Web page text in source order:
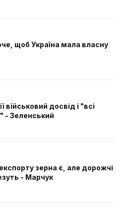
щоб Україна мала власну
досвід і "всі
- Зеленський
зерна є, але дорожчі
- Марчук